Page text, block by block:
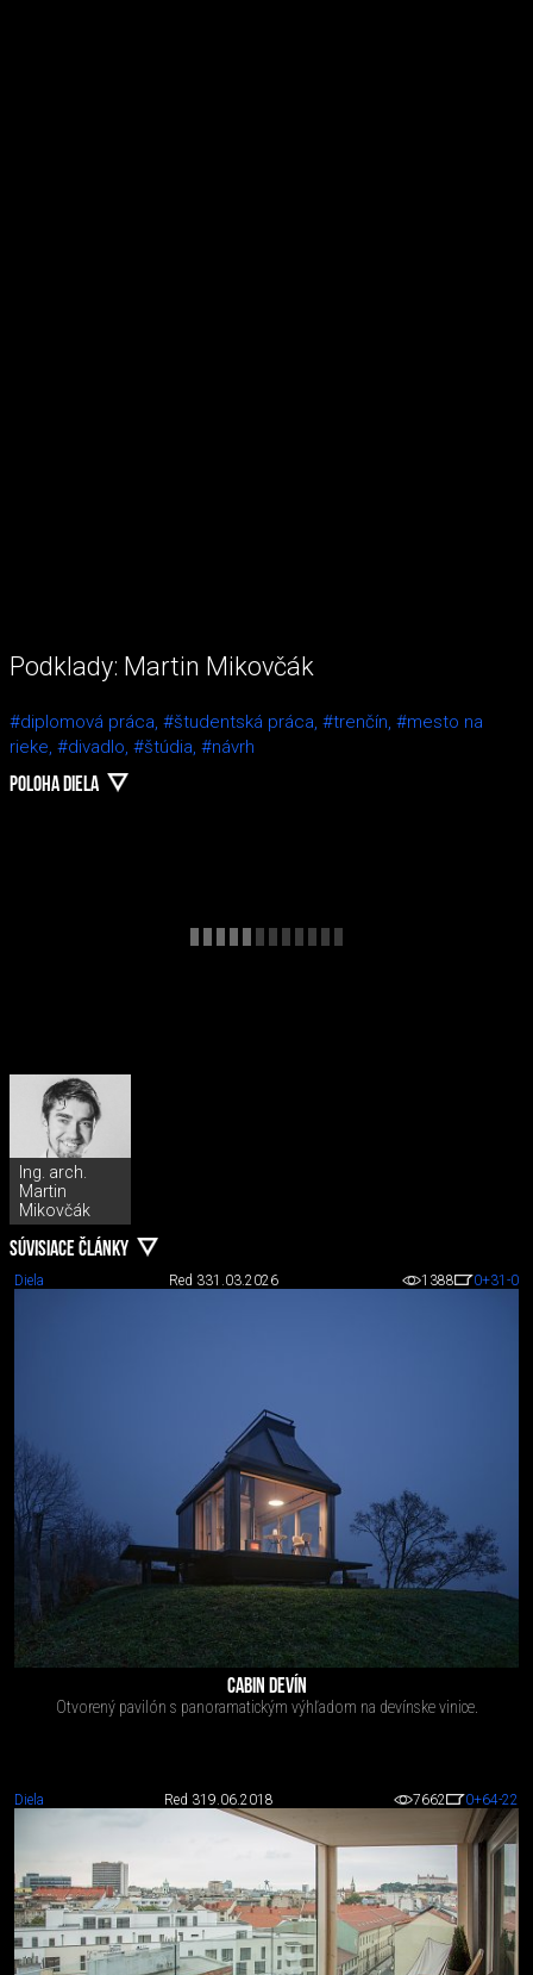
Podklady: Martin Mikovčák
#diplomová práca, #študentská práca, #trenčín, #mesto na
rieke, #divadlo, #štúdia, #návrh
POLOHA DIELA
Ing. arch.
Martin
Mikovčák
SÚVISIACE ČLÁNKY
Diela Red 331.03.2026 1388 0+31 -0
CABIN DEVÍN
Otvorený pavilón s panoramatickým výhľadom na devínske vinice.
Diela Red 319.06.2018 7662 0+64-22